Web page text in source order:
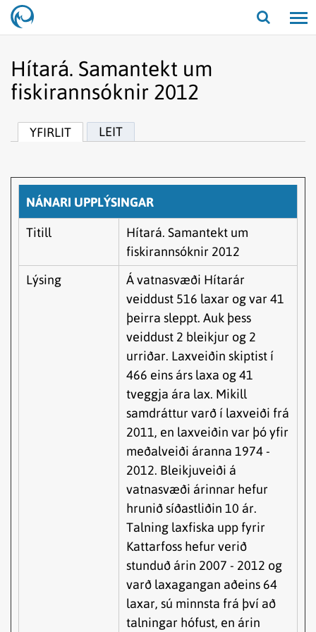
Opna/
Hítará. Samantekt um
fiskirannsóknir 2012
YFIRLIT LEIT
NÁNARI UPPLÝSINGAR
Titill
Hítará. Samantekt um
fiskirannsóknir 2012
Lýsing
Á vatnasvæði Hítarár
veiddust 516 laxar og var 41
þeirra sleppt. Auk þess
veiddust 2 bleikjur og 2
urriðar. Laxveiðin skiptist í
466 eins árs laxa og 41
tveggja ára lax. Mikill
samdráttur varð í laxveiði frá
2011, en laxveiðin var þó yfir
meðalveiði áranna 1974 -
2012. Bleikjuveiði á
vatnasvæði árinnar hefur
hrunið síðastliðin 10 ár.
Talning laxfiska upp fyrir
Kattarfoss hefur verið
stunduð árin 2007 - 2012 og
varð laxagangan aðeins 64
laxar, sú minnsta frá því að
talningar hófust, en árin